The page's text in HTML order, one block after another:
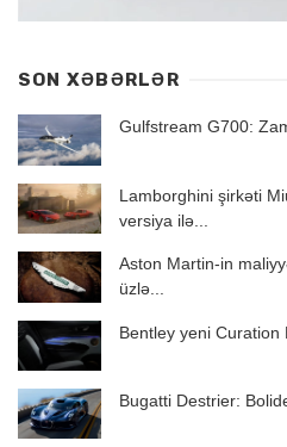
SON XƏBƏRLƏR
Gulfstream G700:
Lamborghini şirkəti
versiya ilə...
Aston Martin-in
üzlə...
Bentley yeni
Bugatti Destrier: